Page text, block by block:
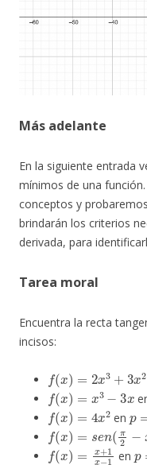
Más adelante
En la siguiente entrada
mínimos de una
conceptos y
brindarán los criterios
derivada, para
Tarea moral
Encuentra la recta
incisos:
(x = 3 3 2+ 4x
f(x)= −3
f(x)= 2
en
p =
f(x)= n(π 2−x)
f(x)= 1x−1
en